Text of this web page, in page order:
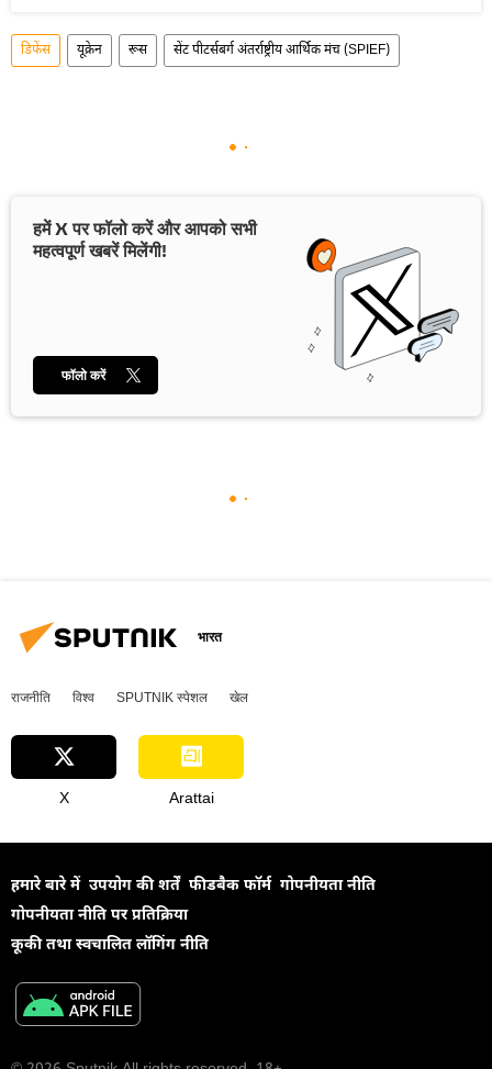
डिफेंस यूक्रेन रूस सेंट पीटर्सबर्ग अंतर्राष्ट्रीय आर्थिक मंच (SPIEF)
हमें X पर फॉलो करें और आपको सभी
महत्वपूर्ण खबरें मिलेंगी!
फॉलो करें
भारत
राजनीति विश्व SPUTNIK स्पेशल खेल
X Arattai
हमारे बारे में उपयोग की शर्तें फीडबैक फॉर्म गोपनीयता नीति
गोपनीयता नीति पर प्रतिक्रिया
कूकी तथा स्वचालित लॉगिंग नीति